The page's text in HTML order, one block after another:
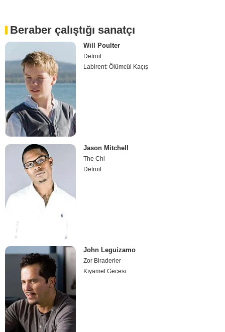
Beraber çalıştığı sanatçı
Will Poulter
Detroit
Labirent: Ölümcül Kaçış
Jason Mitchell
The Chi
Detroit
John Leguizamo
Zor Biraderler
Kıyamet Gecesi